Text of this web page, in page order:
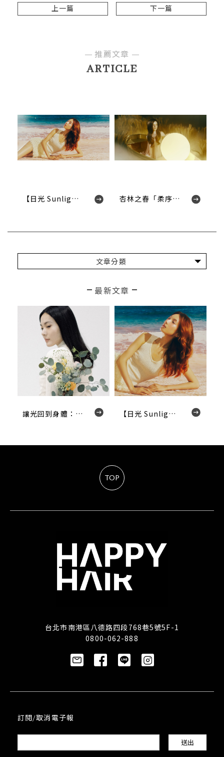
上一篇 下一篇
ARTICLE
推薦文章
【日光 Sunlight】讓光，成為你的髮型濾鏡 杏林之春「柔序護理」新系列，珍貴外泌體為髮絲注入月光般輕盈柔美光澤
文章分類
最新文章
讓光回到身體：一場關於呼吸，聲音與療癒的對話 When the Body Remembers Light. 【日光 Sunlight】讓光，成為你的髮型濾鏡
TOP
台北市南港區八德路四段768巷5號5F-1
0800-062-888
訂閱/取消電子報